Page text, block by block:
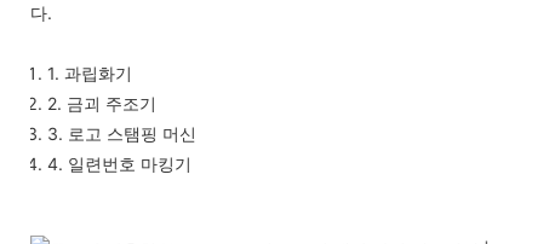
다.
1. 과립화기
2. 금괴 주조기
3. 로고 스탬핑 머신
4. 일련번호 마킹기